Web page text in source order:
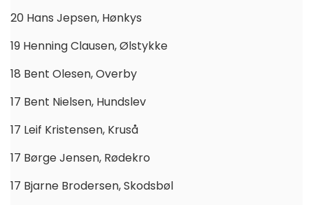
20 Hans Jepsen, Hønkys
19 Henning Clausen, Ølstykke
18 Bent Olesen, Overby
17 Bent Nielsen, Hundslev
17 Leif Kristensen, Kruså
17 Børge Jensen, Rødekro
17 Bjarne Brodersen, Skodsbøl